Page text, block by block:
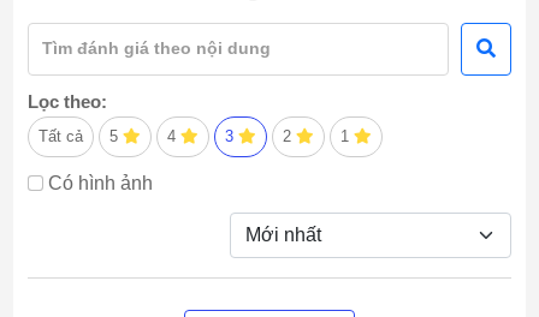
Lọc theo:
Tất cả 5 4 3 2 1
Có hình ảnh